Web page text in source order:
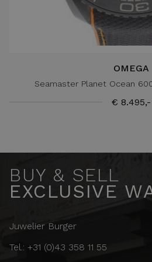
OMEGA
Seamaster Planet Ocean
€ 8.495,-
BUY & SELL
EXCLUSIVE
Juwelier Burger
Tel.: +31 (0)43 358 11 55